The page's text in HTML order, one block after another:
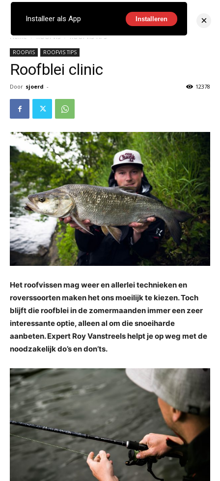
Home ROOFVIS ROOFVIS TIPS
ROOFVIS ROOFVIS TIPS
Roofblei clinic
Door sjoerd - 12378
Het roofvissen mag weer en allerlei technieken en
roverssoorten maken het ons moeilijk te kiezen. Toch
blijft die roofblei in de zomermaanden immer een zeer
interessante optie, alleen al om die snoeiharde
aanbeten. Expert Roy Vanstreels helpt je op weg met de
noodzakelijk do’s en don’ts.
Installeer als App Installeren ×